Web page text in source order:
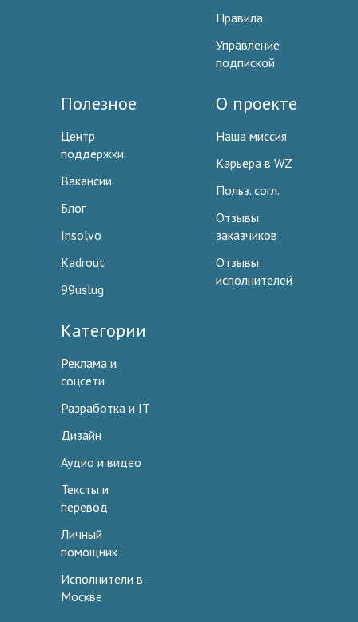
Правила
Управление
подпиской
Полезное
Центр
поддержки
Вакансии
Блог
Insolvo
Kadrout
99uslug
О проекте
Наша миссия
Карьера в WZ
Польз. согл.
Отзывы
заказчиков
Отзывы
исполнителей
Категории
Реклама и
соцсети
Разработка и IT
Дизайн
Аудио и видео
Тексты и
перевод
Личный
помощник
Исполнители в
Москве